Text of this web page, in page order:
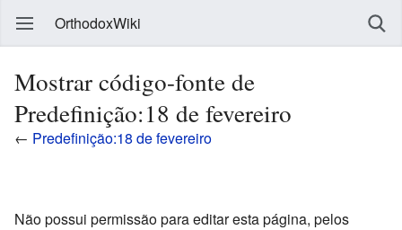
OrthodoxWiki
Mostrar código-fonte de
Predefinição:18 de fevereiro
← Predefinição:18 de fevereiro
Não possui permissão para editar esta página, pelos